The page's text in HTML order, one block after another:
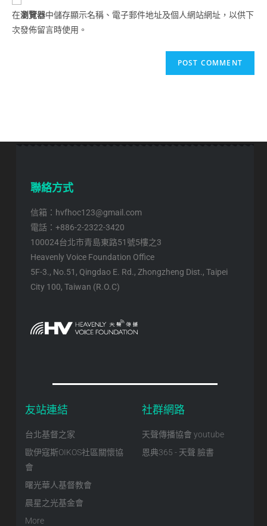
在瀏覽器中儲存顯示名稱、電子郵件地址及個人網站網址，以供下
次發佈留言時使用。
聯絡方式
信箱：hvfhoc123@gmail.com
電話：+886-2-2322-3420
100024台北市青島東路51號5樓之3
Heavenly Voice Foundation Office
5F-3., No.51, Qingdao E. Rd., Zhongzheng Dist., Taipei
City 100, Taiwan (R.O.C)
友站連結
台北基督之家
歐伊寇斯OIKOS社區關懷協
會
曙光華人基督教會
晨星之光基金會
More
社群網路
天聲傳播協會 youtube
恩典365 - 天聲 臉書